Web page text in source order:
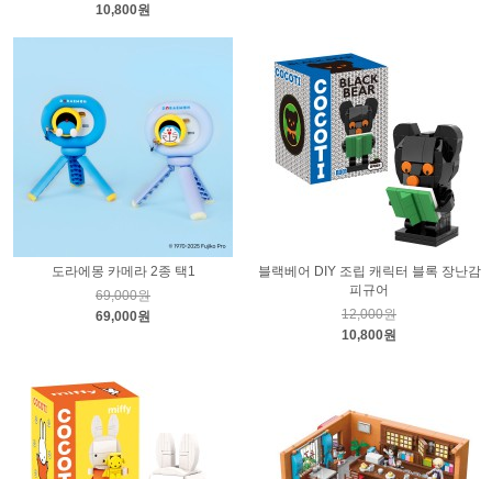
10,800원
도라에몽 카메라 2종 택1
69,000원
69,000원
블랙베어 DIY 조립 캐릭터 블록 장난감
피규어
12,000원
10,800원